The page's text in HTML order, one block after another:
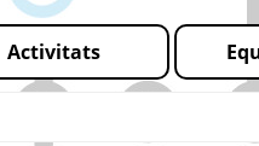
Activitats